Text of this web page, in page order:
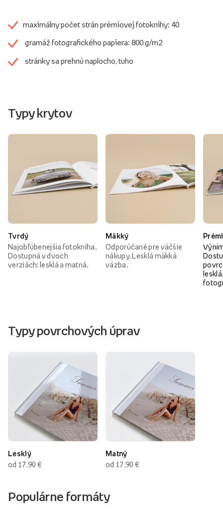
maximálny počet strán prémiovej fotoknihy: 40
gramáž fotografického papiera: 800 g/m2
stránky sa prehnú naplocho, tuho
Typy krytov
Tvrdý
Najobľúbenejšia fotokniha.
Dostupná v dvoch
verziách: lesklá a matná.
Mäkký
Odporúčané pre väčšie
nákupy. Lesklá mäkká
väzba.
Typy povrchových úprav
Lesklý
od 17,90 €
Matný
od 17,90 €
Populárne formáty